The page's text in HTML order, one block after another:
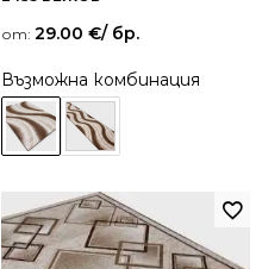
от: 29.00 €/ бр.
Възможна комбинация